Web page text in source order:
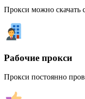
Прокси можно скачать
Рабочие прокси
Прокси постоянно